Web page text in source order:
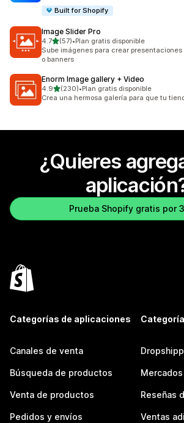
Built for Shopify
Image Slider Pro
4.7de 5 estrellas
(57)
57 reseñas en total
•Plan gratis disponible
Sube imágenes para crear
o banners
Enorm Image gallery + Video
4.9de 5 estrellas
(230)
230 reseñas en total
•Plan gratis disponible
Crea una hermosa galería para que tu
¿Quieres
Prueba Shopify gratis por
Categorías de aplicaciones
Canales de venta
Búsqueda de productos
Venta de productos
Pedidos y envíos
Mercados
Reseñas
Ventas